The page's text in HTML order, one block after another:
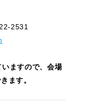
2531
ますので、会場
ます。